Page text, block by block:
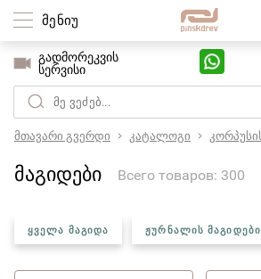
მენიუ
გადმორეკვის
სერვისი
მთავარი გვერდი კატალოგი
მაგიდები Всего товаров: 300
ᲧᲕᲔᲚᲐ ᲛᲐᲒᲘᲓᲐ ᲟᲣᲠᲜᲐᲚᲘᲡ ᲛᲐᲒᲘᲓᲔᲑᲘ